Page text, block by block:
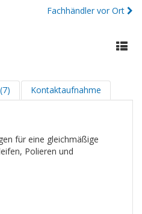
Fachhändler vor Ort
Kontaktaufnahme
für eine gleichmäßige
Polieren und